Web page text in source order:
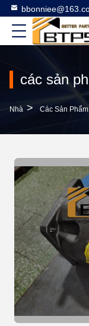
các sản
Nhà > Các Sản Phẩm